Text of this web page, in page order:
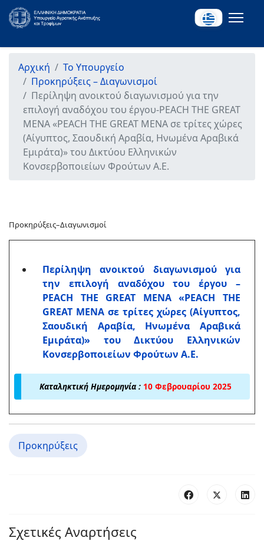
Αρχική
Το Υπουργείο
Προκηρύξεις – Διαγωνισμοί
Περίληψη ανοικτού διαγωνισμού για την
επιλογή αναδόχου του έργου-PEACH THE GREAT
MENA «PEACH THE GREAT MENA σε τρίτες χώρες
(Αίγυπτος, Σαουδική Αραβία, Ηνωμένα Αραβικά
Εμιράτα)» του Δικτύου Ελληνικών
Κονσερβοποιείων Φρούτων Α.Ε.
Προκηρύξεις–Διαγωνισμοί
Περίληψη ανοικτού διαγωνισμού για
την επιλογή αναδόχου του έργου –
PEACH THE GREAT MENA«PEACH THE
GREAT MENA σε τρίτες χώρες (Αίγυπτος,
Σαουδική Αραβία, Ηνωμένα Αραβικά
Εμιράτα)» του Δικτύου Ελληνικών
Κονσερβοποιείων Φρούτων Α.Ε.
Καταληκτική Ημερομηνία : 10 Φεβρουαρίου 2025
Προκηρύξεις
Σχετικές Αναρτήσεις